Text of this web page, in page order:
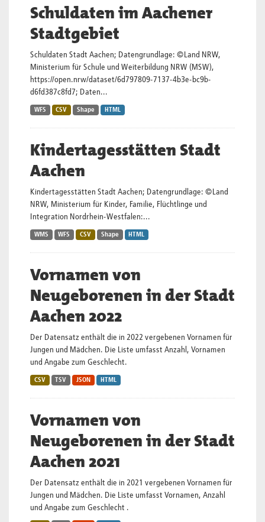
Schuldaten im Aachener
Stadtgebiet
Schuldaten Stadt Aachen; Datengrundlage: ©Land NRW,
Ministerium für Schule und Weiterbildung NRW (MSW),
https://open.nrw/dataset/6d797809-7137-4b3e-bc9b-
d6fd387c8fd7; Daten...
WFS CSV Shape HTML
Kindertagesstätten Stadt
Aachen
Kindertagesstätten Stadt Aachen; Datengrundlage: ©Land
NRW, Ministerium für Kinder, Familie, Flüchtlinge und
Integration Nordrhein-Westfalen:...
WMS WFS CSV Shape HTML
Vornamen von
Neugeborenen in der Stadt
Aachen 2022
Der Datensatz enthält die in 2022 vergebenen Vornamen für
Jungen und Mädchen. Die Liste umfasst Anzahl, Vornamen
und Angabe zum Geschlecht.
CSV TSV JSON HTML
Vornamen von
Neugeborenen in der Stadt
Aachen 2021
Der Datensatz enthält die in 2021 vergebenen Vornamen für
Jungen und Mädchen. Die Liste umfasst Vornamen, Anzahl
und Angabe zum Geschlecht .